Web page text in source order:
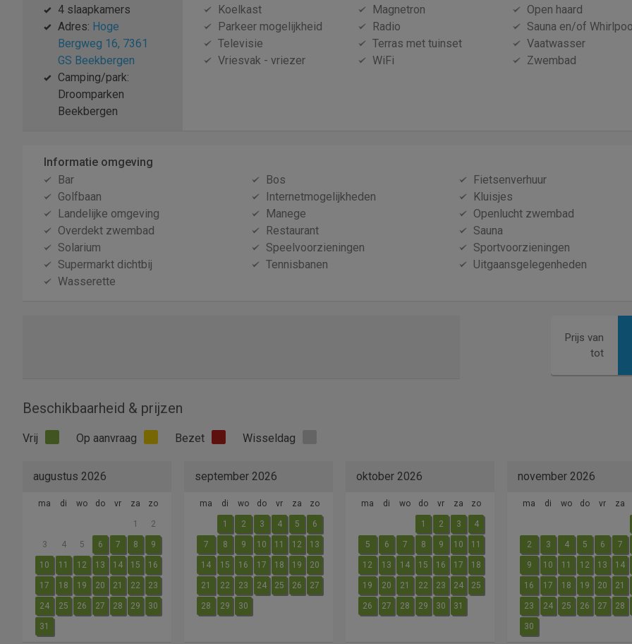
4 slaapkamers
Adres: Hoge
Bergweg 16, 7361
GS Beekbergen
Camping/park:
Droomparken
Beekbergen
Koelkast
Magnetron
Open haard
Parkeer mogelijkheid
Radio
Sauna en/of
Televisie
Terras met tuinset
Vaatwasser
Vriesvak - vriezer
WiFi Zwembad
Informatie omgeving
Bar
Bos
Fietsenverhuur
Golfbaan
Internetmogelijkheden
Kluisjes
Landelijke omgeving
Manege
Openlucht zwembad
Overdekt zwembad
Restaurant
Sauna
Solarium
Speelvoorzieningen
Sportvoorzieningen
Supermarkt dichtbij
Tennisbanen
Uitgaansgelegenheden
Wasserette
Prijs van
tot
Beschikbaarheid & prijzen
Vrij Op aanvraag Bezet Wisseldag
augustus 2026
ma di wo do vr za zo
1 2
3 4 5 6 7 8 9
10 11 12 13 14 15 16
17 18 19 20 21 22 23
24 25 26 27 28 29 30
31
september 2026
ma di wo do vr za zo
1 2 3 4 5 6
7 8 9 10 11 12 13
14 15 16 17 18 19 20
21 22 23 24 25 26 27
28 29 30
oktober 2026
ma di wo do vr za zo
1 2 3 4
5 6 7 8 9 10 11
12 13 14 15 16 17 18
19 20 21 22 23 24 25
26 27 28 29 30 31
november 2026
ma di wo do vr za
2 3 4 5 6 7
9 10 11 12 13 14
16 17 18 19 20 21
23 24 25 26 27 28
30